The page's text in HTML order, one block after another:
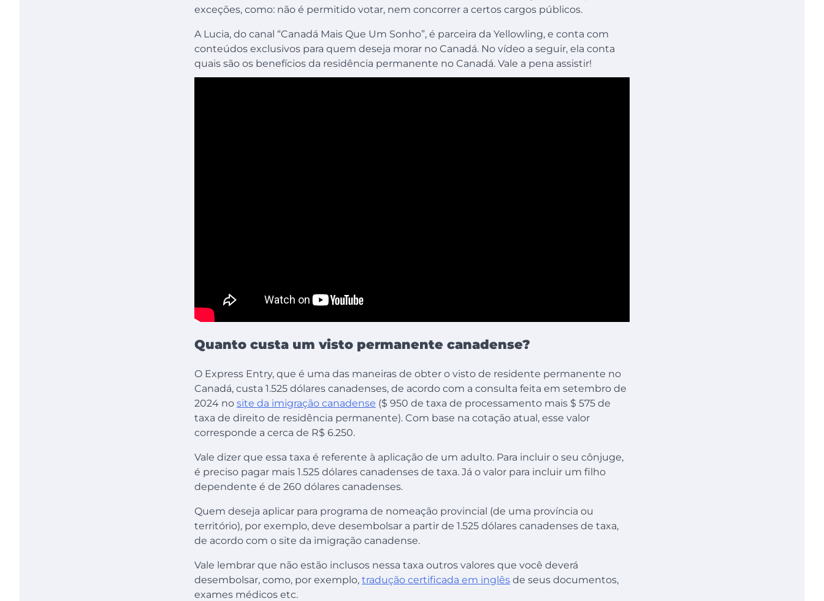
exceções, como: não é permitido votar, nem concorrer a certos cargos públicos.
A Lucia, do canal “Canadá Mais Que Um Sonho”, é parceira da Yellowling, e conta com
conteúdos exclusivos para quem deseja morar no Canadá. No vídeo a seguir, ela conta
quais são os benefícios da residência permanente no Canadá. Vale a pena assistir!
Quanto custa um visto permanente canadense?
O Express Entry, que é uma das maneiras de obter o visto de residente permanente no
Canadá, custa 1.525 dólares canadenses, de acordo com a consulta feita em setembro de
2024 no site da imigração canadense ($ 950 de taxa de processamento mais $ 575 de
taxa de direito de residência permanente). Com base na cotação atual, esse valor
corresponde a cerca de R$ 6.250.
Vale dizer que essa taxa é referente à aplicação de um adulto. Para incluir o seu cônjuge,
é preciso pagar mais 1.525 dólares canadenses de taxa. Já o valor para incluir um filho
dependente é de 260 dólares canadenses.
Quem deseja aplicar para programa de nomeação provincial (de uma província ou
território), por exemplo, deve desembolsar a partir de 1.525 dólares canadenses de taxa,
de acordo com o site da imigração canadense.
Vale lembrar que não estão inclusos nessa taxa outros valores que você deverá
desembolsar, como, por exemplo, tradução certificada em inglês de seus documentos,
exames médicos etc.